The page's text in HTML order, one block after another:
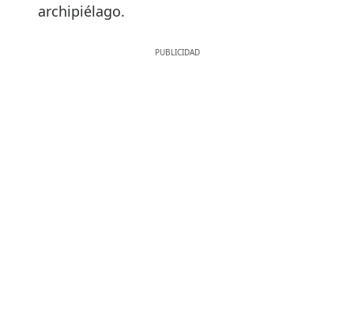
archipiélago.